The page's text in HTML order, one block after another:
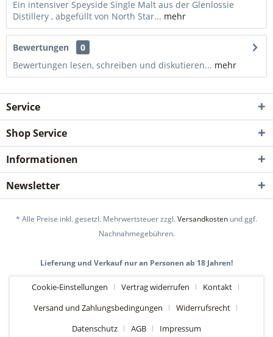
Ein intensiver Speyside Single Malt aus der Glenlossie
Distillery , abgefüllt von North Star... mehr
Bewertungen
0
Bewertungen lesen, schreiben und diskutieren... mehr
Service
Shop Service
Informationen
Newsletter
* Alle Preise inkl. gesetzl. Mehrwertsteuer zzgl.Versandkosten und ggf.
Nachnahmegebühren.
Lieferung und Verkauf nur an Personen ab 18 Jahren!
Cookie-Einstellungen Vertrag widerrufen
Kontakt
Versand und Zahlungsbedingungen
Widerrufsrecht
Datenschutz
AGB Impressum